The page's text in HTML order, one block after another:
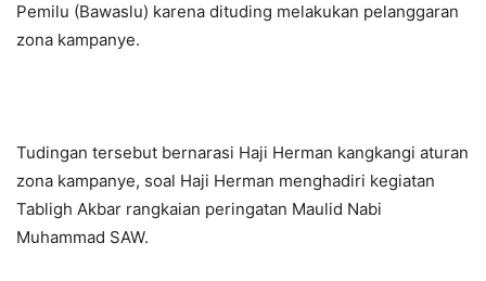
Pemilu (Bawaslu) karena dituding melakukan pelanggaran
zona kampanye.
Tudingan tersebut bernarasi Haji Herman kangkangi aturan
zona kampanye, soal Haji Herman menghadiri kegiatan
Tabligh Akbar rangkaian peringatan Maulid Nabi
Muhammad SAW.